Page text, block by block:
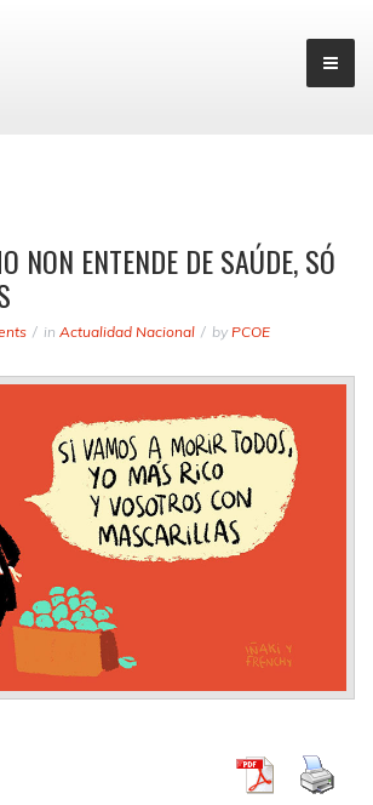
NON ENTENDE DE SAÚDE, SÓ
in Actualidad Nacional by PCOE